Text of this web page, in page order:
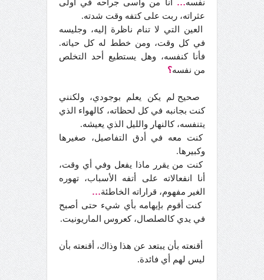
نفسه… أنا من واسى جراحه في أولى
عثراته، ربت على كتفه وقت شدته.
العين التي لا تنام ناظرة إليه، وجليسه
في كل وقت، ومن خطط له كل حياته.
فأنا كنفسه، وهل يستطيع أحد التخلص
من نفسه؟
صحيح لم يكن يعلم بوجودي، ولكنني
كنت بجانبه في كل لحظاته، كالهواء الذي
يتنفسه، كالنهار والليل الذي يعيشه.
كنت معه في أدق التفاصيل، صغيرها
وكبيرها.
كنت من يقرر ماذا يفعل وفي أي وقت،
أنا انفعالاته على أتفه الأسباب، تهوره
الغير مفهوم، قراراته الخاطئة…
كنت أقوم بإيهامه بأي شيء حتى أصبح
في يدي كالصلصال، كعروس الماريونيت.
أقنعته بأن يبتعد عن هذا وذاك، أقنعته بأن
ليس لهم أي فائدة.